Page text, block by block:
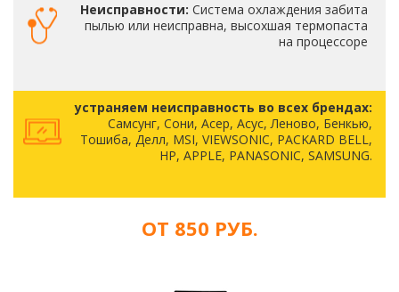
Неисправности: Система охлаждения забита
пылью или неисправна, высохшая термопаста
на процессоре
устраняем неисправность во всех брендах:
Самсунг, Сони, Асер, Асус, Леново, Бенкью,
Тошиба, Делл, MSI, VIEWSONIC, PACKARD BELL,
HP, APPLE, PANASONIC, SAMSUNG.
ОТ 850 РУБ.